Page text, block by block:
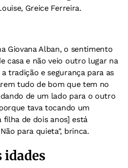
Greice Ferreira.
Giovana Alban, o sentimento
casa e não veio outro lugar na
tradição e segurança para as
tudo de bom que tem no
de um lado para o outro
tava tocando um
de dois anos] está
para quieta", brinca.
idades